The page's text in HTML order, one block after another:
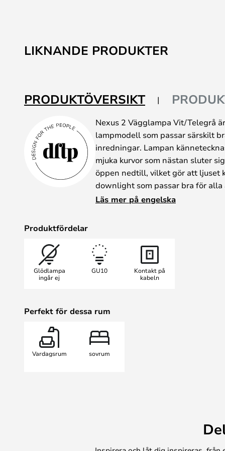
LIKNANDE PRODUKTER
PRODUKTÖVERSIKT
Nexus 2 Vägglampa Vit/Telegrå
lampmodell som passar särskilt
inredningar. Lampan
mjuka kurvor som nästan sluter
öppen nedtill, vilket gör att ljuset
downlight som passar bra för
och riktad belysning. Eftersom
Lampan ingår i en hel kollektion
golv- och bordslampor i flera
en matchande svartvit
Läs mer på engelska
Produktfördelar
Glödlampa
ingår ej
GU10
Kontakt på
kabeln
Perfekt för dessa rum
Vardagsrum sovrum